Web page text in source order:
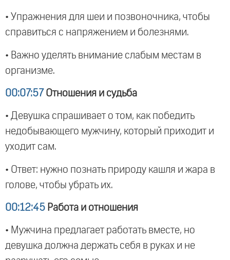
• Упражнения для шеи и позвоночника, чтобы
справиться с напряжением и болезнями.
• Важно уделять внимание слабым местам в
организме.
00:07:57 Отношения и судьба
• Девушка спрашивает о том, как победить
недобывающего мужчину, который приходит и
уходит сам.
• Ответ: нужно познать природу кашля и жара в
голове, чтобы убрать их.
00:12:45 Работа и отношения
• Мужчина предлагает работать вместе, но
девушка должна держать себя в руках и не